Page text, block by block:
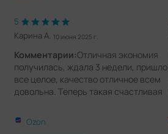
5
Карина А. 10 июня 2025 г.
Комментарии:Отличная экономия
получилась, ждала 3 недели, пришло
все целое, качество отличное всем
довольна. Теперь такая счастливая
Ozon